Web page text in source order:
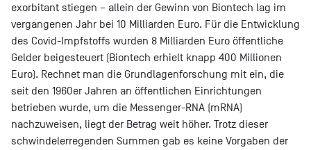
exorbitant stiegen – allein der Gewinn von Biontech lag im
vergangenen Jahr bei 10 Milliarden Euro. Für die Entwicklung
des Covid-Impfstoffs wurden 8 Milliarden Euro öffentliche
Gelder beigesteuert (Biontech erhielt knapp 400 Millionen
Euro). Rechnet man die Grundlagenforschung mit ein, die
seit den 1960er Jahren an öffentlichen Einrichtungen
betrieben wurde, um die Messenger-RNA (mRNA)
nachzuweisen, liegt der Betrag weit höher. Trotz dieser
schwindelerregenden Summen gab es keine Vorgaben der